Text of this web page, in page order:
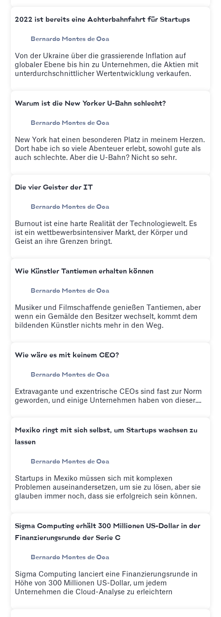
2022 ist bereits eine Achterbahnfahrt für Startups
Bernardo Montes de Oca
Von der Ukraine über die grassierende Inflation auf
globaler Ebene bis hin zu Unternehmen, die Aktien mit
unterdurchschnittlicher Wertentwicklung verkaufen.
Warum ist die New Yorker U-Bahn schlecht?
Bernardo Montes de Oca
New York hat einen besonderen Platz in meinem Herzen.
Dort habe ich so viele Abenteuer erlebt, sowohl gute als
auch schlechte. Aber die U-Bahn? Nicht so sehr.
Die vier Geister der IT
Bernardo Montes de Oca
Burnout ist eine harte Realität der Technologiewelt. Es
ist ein wettbewerbsintensiver Markt, der Körper und
Geist an ihre Grenzen bringt.
Wie Künstler Tantiemen erhalten können
Bernardo Montes de Oca
Musiker und Filmschaffende genießen Tantiemen, aber
wenn ein Gemälde den Besitzer wechselt, kommt dem
bildenden Künstler nichts mehr in den Weg.
Wie wäre es mit keinem CEO?
Bernardo Montes de Oca
Extravagante und exzentrische CEOs sind fast zur Norm
geworden, und einige Unternehmen haben von dieser....
Mexiko ringt mit sich selbst, um Startups wachsen zu
lassen
Bernardo Montes de Oca
Startups in Mexiko müssen sich mit komplexen
Problemen auseinandersetzen, um sie zu lösen, aber sie
glauben immer noch, dass sie erfolgreich sein können.
Sigma Computing erhält 300 Millionen US-Dollar in der
Finanzierungsrunde der Serie C
Bernardo Montes de Oca
Sigma Computing lanciert eine Finanzierungsrunde in
Höhe von 300 Millionen US-Dollar, um jedem
Unternehmen die Cloud-Analyse zu erleichtern